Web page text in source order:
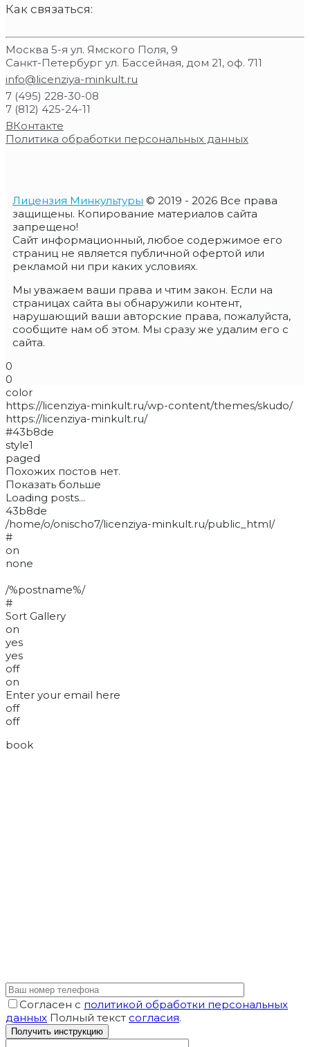
Как связаться:
Москва 5-я ул. Ямского Поля, 9
Санкт-Петербург ул. Бассейная, дом 21, оф. 711
info@licenziya-minkult.ru
7 (495) 228-30-08
7 (812) 425-24-11
ВКонтакте
Политика обработки персональных данных
Лицензия Минкультуры © 2019 - 2026 Все права
защищены. Копирование материалов сайта
запрещено!
Сайт информационный, любое содержимое его
страниц не является публичной офертой или
рекламой ни при каких условиях.
Мы уважаем ваши права и чтим закон. Если на
страницах сайта вы обнаружили контент,
нарушающий ваши авторские права, пожалуйста,
сообщите нам об этом. Мы сразу же удалим его с
сайта.
0
0
color
https://licenziya-minkult.ru/wp-content/themes/skudo/
https://licenziya-minkult.ru/
#43b8de
style1
paged
Похожих постов нет.
Показать больше
Loading posts...
43b8de
/home/o/onischo7/licenziya-minkult.ru/public_html/
#
on
none
/%postname%/
#
Sort Gallery
on
yes
yes
off
on
Enter your email here
off
off
book
Согласен с политикой обработки персональных
данных Полный текст согласия.